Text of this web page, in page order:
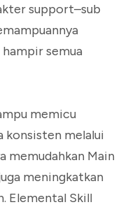
support–sub
semua
memicu
konsisten melalui
memudahkan Main
meningkatkan
Elemental Skill